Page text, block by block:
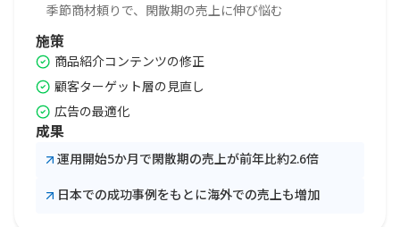
季節商材頼りで、閑散期の売上に伸び悩む
施策
商品紹介コンテンツの修正
顧客ターゲット層の見直し
広告の最適化
成果
運用開始5か月で閑散期の売上が前年比約2.6倍
日本での成功事例をもとに海外での売上も増加